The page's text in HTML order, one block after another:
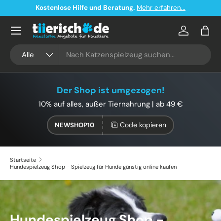
Direkt zum Inhalt
Kostenloser Versand ab 49€ in Deutschland
Alle
Konto
Der Shop ist umgezogen!
10% auf alles, außer Tiernahrung | ab 49 €
NEWSHOP10 Code kopieren
Startseite
Hundespielzeug Shop - Spielzeug für Hunde günstig online kaufen